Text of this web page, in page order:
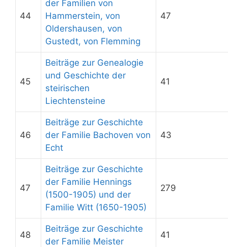
44
der Familien von
Hammerstein, von
Oldershausen, von
Gustedt, von Flemming
47
45
Beiträge zur Genealogie
und Geschichte der
steirischen
Liechtensteine
41
46
Beiträge zur Geschichte
der Familie Bachoven von
Echt
43
47
Beiträge zur Geschichte
der Familie Hennings
(1500-1905) und der
Familie Witt (1650-1905)
279
48
Beiträge zur Geschichte
der Familie Meister
41